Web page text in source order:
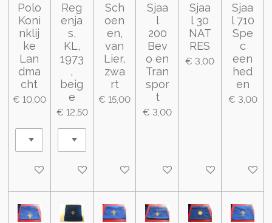
Polo
Koni
nklij
ke
Lan
dma
cht
€ 10,00
In winkelwagen
Reg
enja
s,
KL,
1973
,
beig
e
€ 12,50
In winkelwagen
Sch
oen
en,
van
Lier,
zwa
rt
€ 15,00
In winkelwagen
Sjaa
l
200
Bev
o en
Tran
spor
t
€ 3,00
In winkelwagen
Sjaa
l 30
NAT
RES
€ 3,00
In winkelwagen
Sjaa
l 710
Spe
c
een
hed
en
€ 3,00
In